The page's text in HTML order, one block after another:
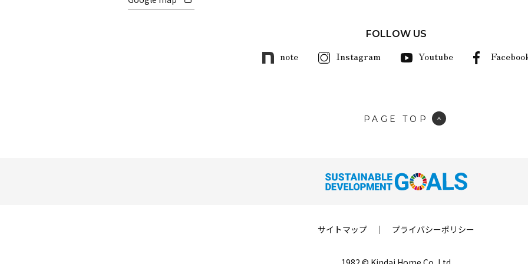
FOLLOW US
note Instagram Youtube
PAGE TOP
サイトマップ ｜ プライバシーポリシー